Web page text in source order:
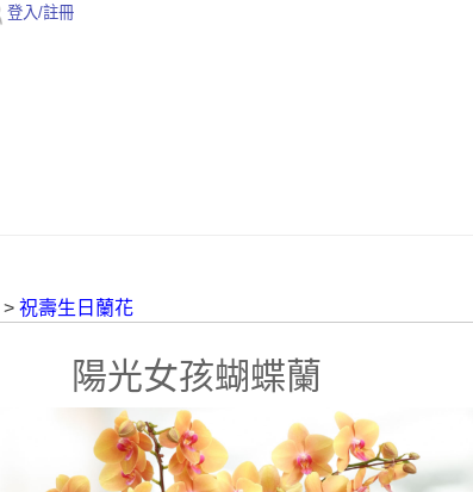
登入/註冊
>祝壽生日蘭花
陽光女孩蝴蝶蘭